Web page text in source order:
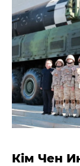
Кім Чен